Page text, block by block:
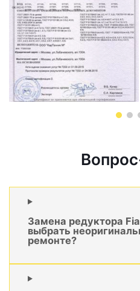
Замена редуктора
выбрать
ремонте?